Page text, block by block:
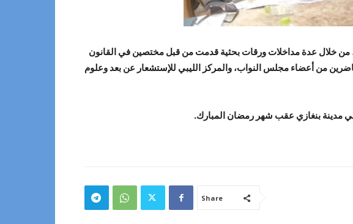
من خلال عدة مداخلات ورقات بحثية قدمت من قبل مختصين في القانون
من أعضاء مجلس النواب، والمركز الليبي للإستشعار عن بعد وعلوم
في مدينة بنغازي عقب شهر رمضان المبارك.
Share